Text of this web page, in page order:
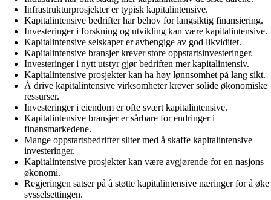
Infrastrukturprosjekter er typisk kapitalintensive.
Kapitalintensive bedrifter har behov for langsiktig finansiering.
Investeringer i forskning og utvikling kan være kapitalintensive.
Kapitalintensive selskaper er avhengige av god likviditet.
Kapitalintensive bransjer krever store oppstartsinvesteringer.
Investeringer i nytt utstyr gjør bedriften mer kapitalintensiv.
Kapitalintensive prosjekter kan ha høy lønnsomhet på lang sikt.
Å drive kapitalintensive virksomheter krever solide økonomiske
ressurser.
Investeringer i eiendom er ofte svært kapitalintensive.
Kapitalintensive bransjer er sårbare for endringer i
finansmarkedene.
Mange oppstartsbedrifter sliter med å skaffe kapitalintensive
investeringer.
Kapitalintensive prosjekter kan være avgjørende for en nasjons
økonomi.
Regjeringen satser på å støtte kapitalintensive næringer for å øke
sysselsettingen.